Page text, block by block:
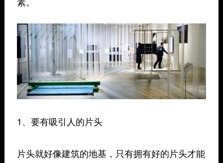
1、要有吸引人的片头
片头就好像建筑的地基，只有拥有好的片头才能